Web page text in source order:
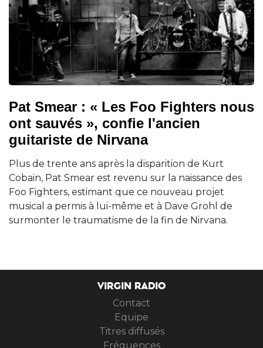
Pat Smear : « Les Foo Fighters nous
ont sauvés », confie l'ancien
guitariste de Nirvana
Plus de trente ans après la disparition de Kurt
Cobain, Pat Smear est revenu sur la naissance des
Foo Fighters, estimant que ce nouveau projet
musical a permis à lui-même et à Dave Grohl de
surmonter le traumatisme de la fin de Nirvana.
VIRGIN RADIO
Contact
Equipe
Titres diffusés
Fréquences